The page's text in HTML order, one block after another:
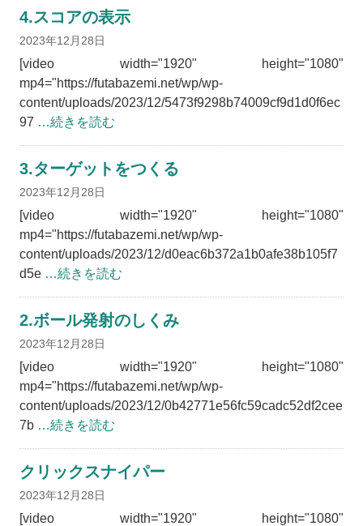
4.スコアの表示
2023年12月28日
[video width="1920" height="1080"
mp4="https://futabazemi.net/wp/wp-
content/uploads/2023/12/5473f9298b74009cf9d1d0f6ec
97 …続きを読む
3.ターゲットをつくる
2023年12月28日
[video width="1920" height="1080"
mp4="https://futabazemi.net/wp/wp-
content/uploads/2023/12/d0eac6b372a1b0afe38b105f7
d5e …続きを読む
2.ボール発射のしくみ
2023年12月28日
[video width="1920" height="1080"
mp4="https://futabazemi.net/wp/wp-
content/uploads/2023/12/0b42771e56fc59cadc52df2cee
7b …続きを読む
クリックスナイパー
2023年12月28日
[video width="1920" height="1080"